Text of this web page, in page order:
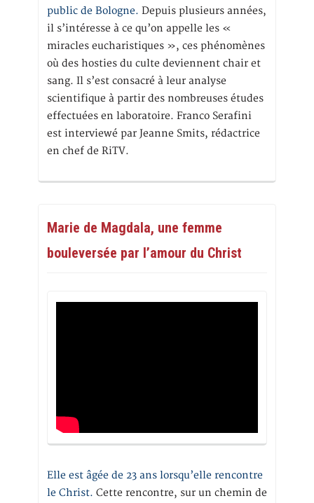
public de Bologne. Depuis plusieurs années,
il s’intéresse à ce qu’on appelle les «
miracles eucharistiques », ces phénomènes
où des hosties du culte deviennent chair et
sang. Il s’est consacré à leur analyse
scientifique à partir des nombreuses études
effectuées en laboratoire. Franco Serafini
est interviewé par Jeanne Smits, rédactrice
en chef de RiTV.
Marie de Magdala, une femme
bouleversée par l’amour du Christ
Elle est âgée de 23 ans lorsqu’elle rencontre
le Christ. Cette rencontre, sur un chemin de